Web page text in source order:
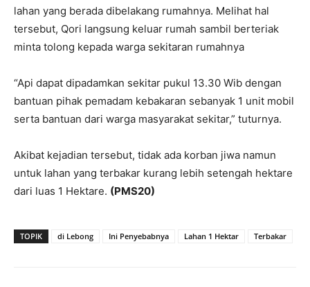
lahan yang berada dibelakang rumahnya. Melihat hal
tersebut, Qori langsung keluar rumah sambil berteriak
minta tolong kepada warga sekitaran rumahnya
“Api dapat dipadamkan sekitar pukul 13.30 Wib dengan
bantuan pihak pemadam kebakaran sebanyak 1 unit mobil
serta bantuan dari warga masyarakat sekitar,” tuturnya.
Akibat kejadian tersebut, tidak ada korban jiwa namun
untuk lahan yang terbakar kurang lebih setengah hektare
dari luas 1 Hektare. (PMS20)
TOPIK di Lebong Ini Penyebabnya Lahan 1 Hektar Terbakar